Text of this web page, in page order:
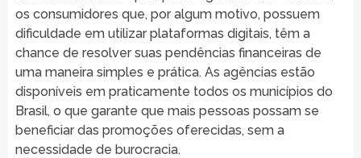
os consumidores que, por algum motivo, possuem
dificuldade em utilizar plataformas digitais, têm a
chance de resolver suas pendências financeiras de
uma maneira simples e prática. As agências estão
disponíveis em praticamente todos os municípios do
Brasil, o que garante que mais pessoas possam se
beneficiar das promoções oferecidas, sem a
necessidade de burocracia.